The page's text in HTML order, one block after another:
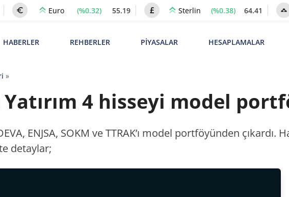
Euro (%0.32) 55.19 Sterlin (%0.38) 64.41
HABERLER REHBERLER PİYASALAR HESAPLAMALAR
»
4 hisseyi model
ENJSA, SOKM ve TTRAK’ı model portföyünden çıkardı.
detaylar;